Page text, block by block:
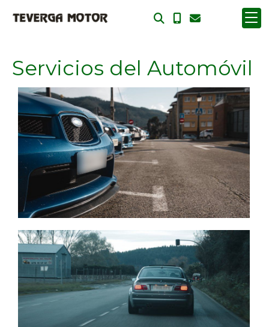
Servicios del Automóvil